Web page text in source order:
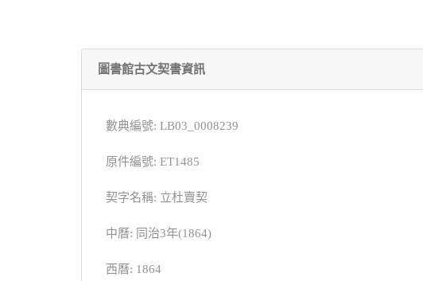
圖書館古文契書資訊
數典編號: LB03_0008239
原件編號: ET1485
契字名稱: 立杜賣契
中曆: 同治3年(1864)
西曆: 1864